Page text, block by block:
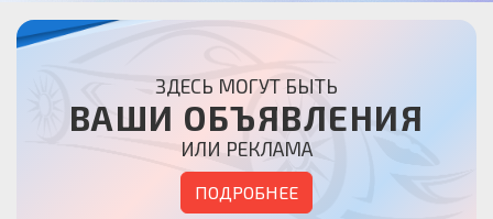
ЗДЕСЬ МОГУТ БЫТЬ
ВАШИ ОБЪЯВЛЕНИЯ
ИЛИ РЕКЛАМА
ПОДРОБНЕЕ